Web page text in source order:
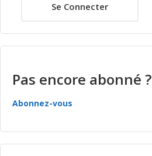
Se Connecter
Pas encore abonné ?
Abonnez-vous